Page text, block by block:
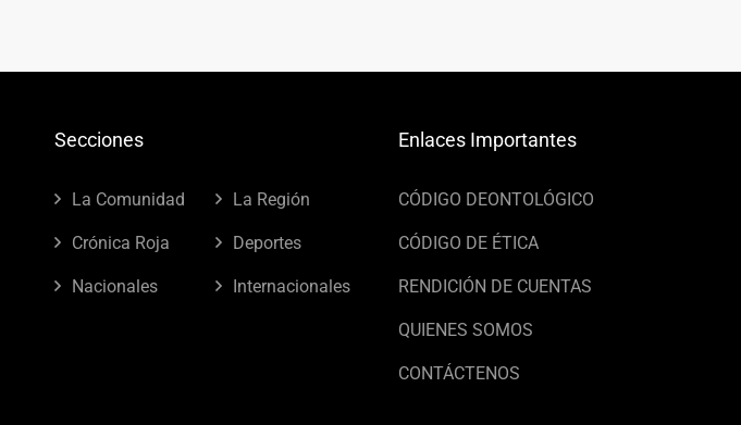
Secciones
La Comunidad La Región
Crónica Roja Deportes
Nacionales Internacionales
Enlaces Importantes
CÓDIGO DEONTOLÓGICO
CÓDIGO DE ÉTICA
RENDICIÓN DE CUENTAS
QUIENES SOMOS
CONTÁCTENOS